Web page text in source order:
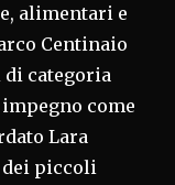
alimentari e
Centinaio
categoria
come
Lara
piccoli